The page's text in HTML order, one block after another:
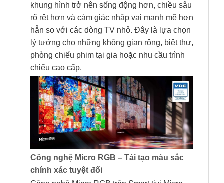
khung hình trở nên sống động hơn, chiều sâu
rõ rệt hơn và cảm giác nhập vai mạnh mẽ hơn
hẳn so với các dòng TV nhỏ. Đây là lựa chọn
lý tưởng cho những không gian rộng, biệt thự,
phòng chiếu phim tại gia hoặc nhu cầu trình
chiếu cao cấp.
Công nghệ Micro RGB – Tái tạo màu sắc
chính xác tuyệt đối